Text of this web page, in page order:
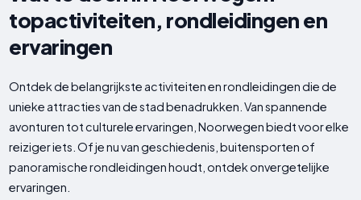
topactiviteiten, rondleidingen en
ervaringen
Ontdek de belangrijkste activiteiten en rondleidingen die de
unieke attracties van de stad benadrukken. Van spannende
avonturen tot culturele ervaringen, Noorwegen biedt voor elke
reiziger iets. Of je nu van geschiedenis, buitensporten of
panoramische rondleidingen houdt, ontdek onvergetelijke
ervaringen.